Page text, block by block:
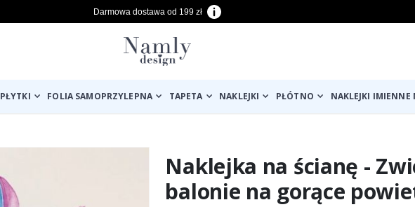
Darmowa dostawa od 199 zł
FOLIA SAMOPRZYLEPNA TAPETA NAKLEJKI PŁÓTNO NAKLEJKI IMIENNE
Naklejka na ścianę -
balonie na gorące